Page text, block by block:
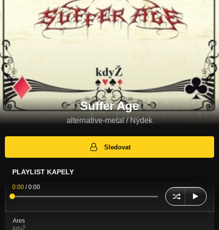
Suffer Age
alternative-metal / Nýdek
Sledovat
PLAYLIST KAPELY
0:00 /0:00
Ares